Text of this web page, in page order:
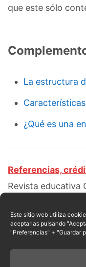
Este sitio web utiliza
aceptarlas pulsando
"Preferencias" + "Guardar
que este sólo
La estructura
¿Qué es una
Referencias,
Revista educativa
hacer una
Campusano.
hacer-una-